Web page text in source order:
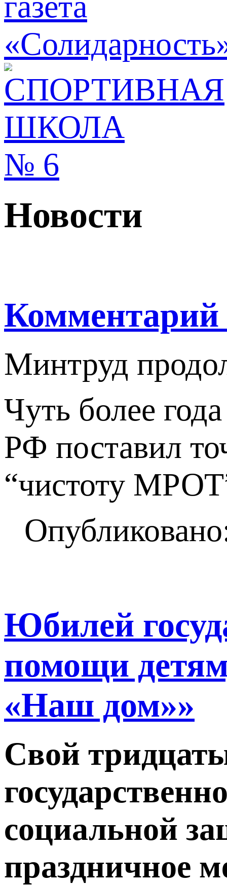
Новости
Комментарий
Минтруд
Чуть более
РФ поставил
“чистоту
Юбилей
помощи
«Наш дом»»
Свой
социальной
праздничное